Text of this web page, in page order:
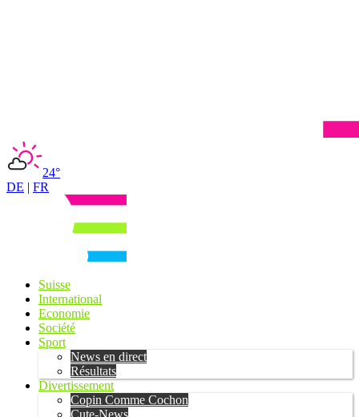
24°
DE | FR
Suisse
International
Economie
Société
Sport
News en direct
Résultats
Divertissement
Copin Comme Cochon
Cute-News